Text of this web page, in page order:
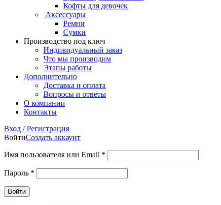
Кофты для девочек
Аксессуары
Ремни
Сумки
Производство под ключ
Индивидуальный заказ
Что мы производим
Этапы работы
Дополнительно
Доставка и оплата
Вопросы и ответы
О компании
Контакты
Вход / Регистрация
ВойтиСоздать аккаунт
Имя пользователя или Email *
Пароль *
Войти